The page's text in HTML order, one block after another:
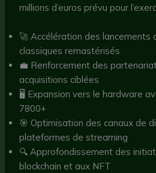
millions d’euros prévu pour
🚀 Accélération des lancements
classiques remastérisés
💼 Renforcement des
acquisitions ciblées
🖥️ Expansion vers le hardware
7800+
🎯 Optimisation des canaux de
plateformes de streaming
🔍 Approfondissement des
blockchain et aux NFT